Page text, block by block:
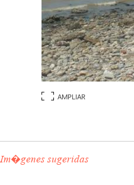
AMPLIAR
Im�genes sugeridas